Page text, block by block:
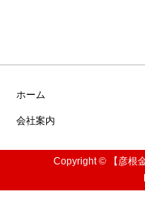
ホーム
会社案内
Copyright © 【彦根